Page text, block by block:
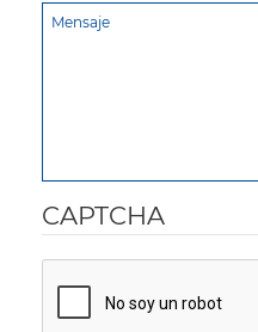
CAPTCHA